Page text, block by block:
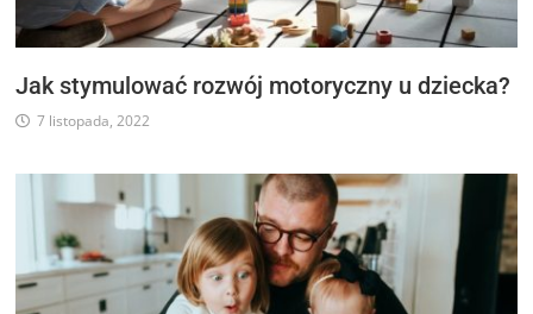
Jak stymulować rozwój motoryczny u dziecka?
7 listopada, 2022